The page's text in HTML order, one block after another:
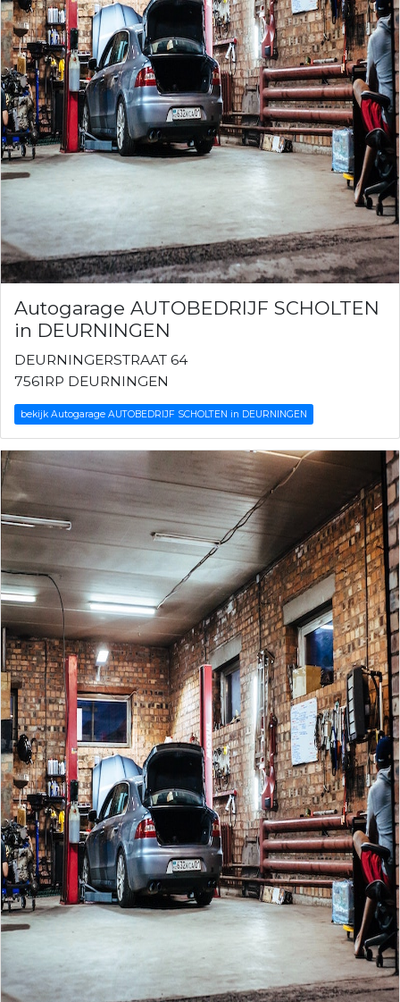
Autogarage AUTOBEDRIJF SCHOLTEN
in DEURNINGEN
DEURNINGERSTRAAT 64
7561RP DEURNINGEN
bekijk Autogarage AUTOBEDRIJF SCHOLTEN in DEURNINGEN